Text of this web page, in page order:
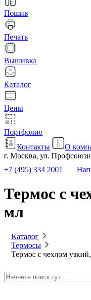
Пошив
Печать
Вышивка
Каталог
Цены
Портфолио
Контакты
О
г. Москва, ул.
+7 (495) 334 2001
Термос с
мл
Каталог
Термосы
Термос с чехлом